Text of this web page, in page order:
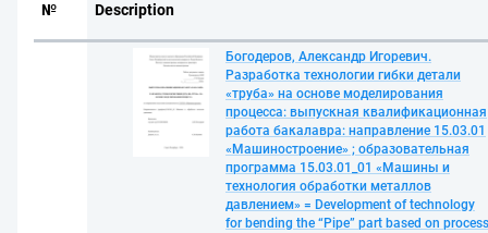
№ Description
Богодеров, Александр Игоревич.
Разработка технологии гибки детали
«труба» на основе моделирования
процесса: выпускная квалификационная
работа бакалавра: направление 15.03.01
«Машиностроение» ; образовательная
программа 15.03.01_01 «Машины и
технология обработки металлов
давлением» = Development of technology
for bending the “Pipe” part based on process